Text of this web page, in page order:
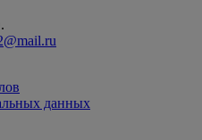
данных